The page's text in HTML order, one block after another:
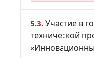
5.3. Участие в
технической